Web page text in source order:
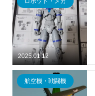
2025.01.12
航空機・戦闘機